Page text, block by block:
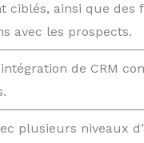
ciblés, ainsi que des
avec les prospects.
de CRM
plusieurs niveaux